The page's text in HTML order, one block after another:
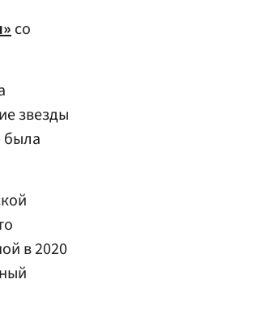
со
звезды
была
в 2020